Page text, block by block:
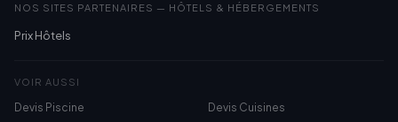
NOS SITES PARTENAIRES — HÔTELS & HÉBERGEMENTS
Prix Hôtels
VOIR AUSSI
Devis Piscine
Devis Cuisines